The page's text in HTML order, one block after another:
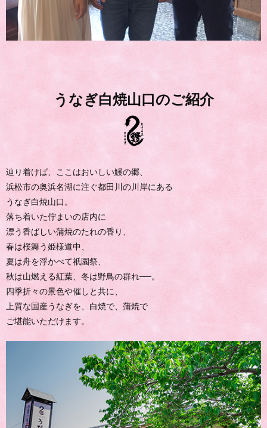
うなぎ白焼山口のご紹介
辿り着けば、ここはおいしい鰻の郷、
浜松市の奥浜名湖に注ぐ都田川の川岸にある
うなぎ白焼山口。
落ち着いた佇まいの店内に
漂う香ばしい蒲焼のたれの香り、
春は桜舞う姫様道中、
夏は舟を浮かべて祇園祭、
秋は山燃える紅葉、冬は野鳥の群れ──。
四季折々の景色や催しと共に、
上質な国産うなぎを、白焼で、蒲焼で
ご堪能いただけます。